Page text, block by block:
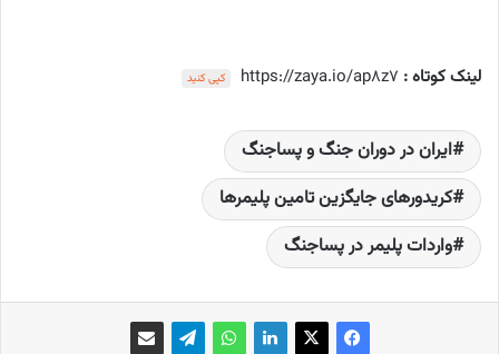
لینک کوتاه : https://zaya.io/ap8z7 کپی کنید
ایران در دوران جنگ و پساجنگ
کریدورهای جایگزین تامین پلیمرها
واردات پلیمر در پساجنگ